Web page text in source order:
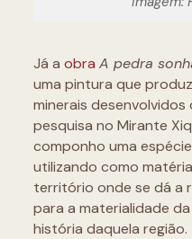
Já a obra A pedra
uma pintura que
minerais
pesquisa no Mirante
componho uma
utilizando como
território onde se dá a
para a materialidade
história daquela região.